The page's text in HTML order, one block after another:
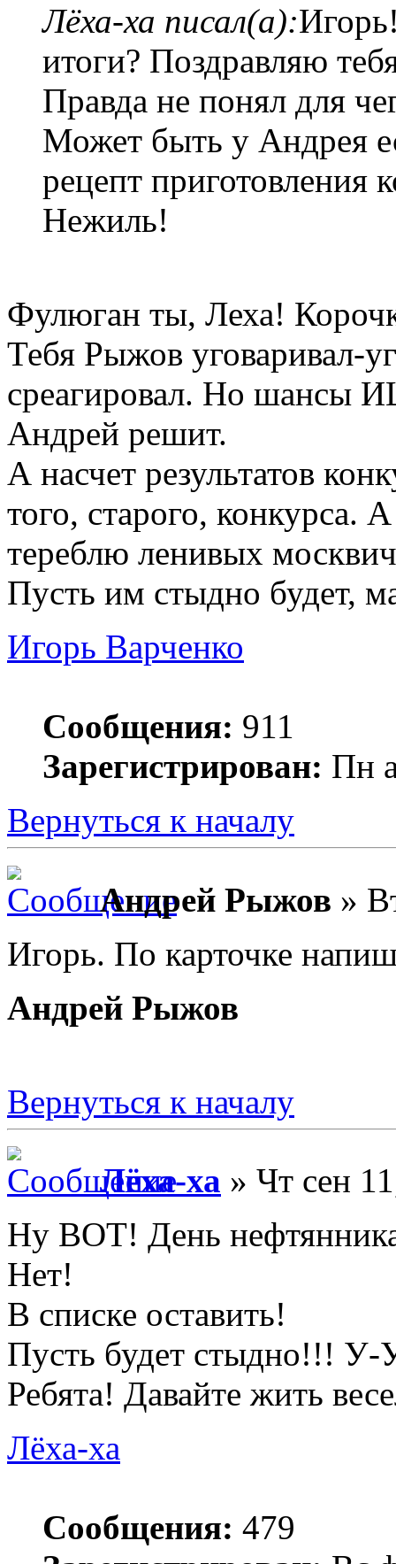
Лёха-ха писал(а):
итоги? Поздравляю
Правда не понял для
Может быть у Андрея
рецепт приготовления
Нежиль!
Фулюган ты, Леха!
Тебя Рыжов уговаривал-
среагировал. Но шансы
Андрей решит.
А насчет результатов
того, старого, конкурса.
тереблю ленивых
Пусть им стыдно будет,
Игорь Варченко
Сообщения: 911
Зарегистрирован: Пн
Вернуться к началу
Андрей Рыжов »
Игорь. По карточке
Андрей Рыжов
Вернуться к началу
Лёха-ха » Чт сен
Ну ВОТ! День
Нет!
В списке оставить!
Пусть будет
Ребята! Давайте жить
Лёха-ха
Сообщения: 479